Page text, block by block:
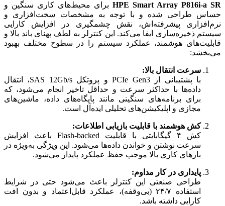
HPE Smart Array P816i-a SR برای محیط‌های کاری سنگین و
حساس طراحی شده و با توجه به مشخصات سخت‌افزاری و
نرم‌افزاری پیشرفته‌اش، نقش چشمگیری در افزایش کارایی
سیستم ذخیره‌سازی ایفا می‌کند. این کنترلر به لطف پهنای باند بالا و
قابلیت‌های هوشمند، عملکرد سیستم را در سطوح مختلف بهبود
می‌بخشد:
سرعت انتقال بالا:
با پشتیبانی از PCIe Gen3 و پروتکل SAS 12Gb/s، انتقال
داده‌ها با حداکثر سرعت و حداقل تاخیر انجام می‌شود، که
برای برنامه‌های سنگینی مانند پایگاه‌های داده، ماشین‌های
مجازی و اپلیکیشن‌های تحلیلی ایده‌آل است.
کش هوشمند با قابلیت بازیابی اطلاعات:
کش ۴ گیگابایتی با قابلیت Flash-backed باعث افزایش
سرعت نوشتن و خواندن داده‌ها می‌شود. این ویژگی به‌ویژه در
بارهای کاری بالا موجب حفظ عملکرد پایدار می‌شود.
پایداری در کار مداوم:
طراحی صنعتی این کنترلر باعث می‌شود حتی در شرایط
استفاده ۲۴/۷ (بی‌وقفه)، عملکرد قابل‌اعتماد و بدون افت
کارایی داشته باشد.